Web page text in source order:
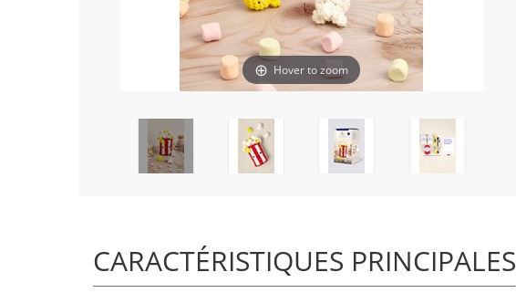
Hover to zoom
CARACTÉRISTIQUES PRINCIPALES